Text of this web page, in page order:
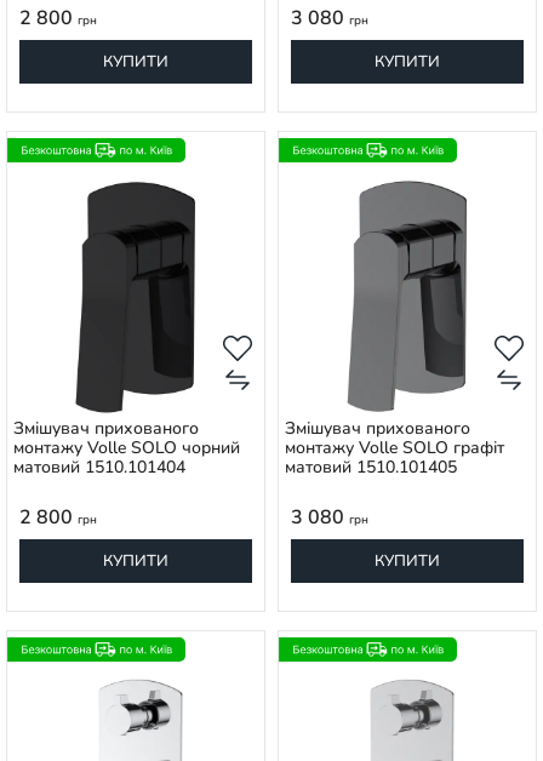
2 800 грн
КУПИТИ
3 080 грн
КУПИТИ
Змішувач прихованого
монтажу Volle SOLO чорний
матовий 1510.101404
2 800 грн
КУПИТИ
Змішувач прихованого
монтажу Volle SOLO графіт
матовий 1510.101405
3 080 грн
КУПИТИ